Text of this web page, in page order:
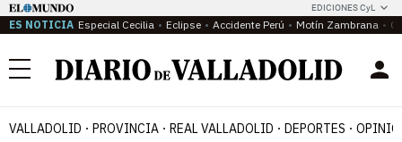
EDICIONES CyL
ES NOTICIA Especial Cecilia Eclipse Accidente Perú Motín Zambrana
Menú
VALLADOLID PROVINCIA REAL VALLADOLID DEPORTES